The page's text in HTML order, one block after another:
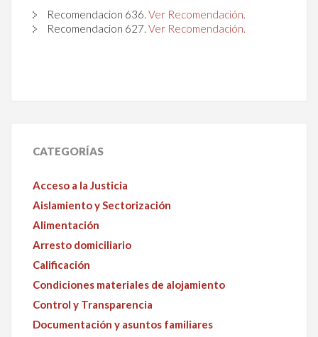
Recomendacion 636. Ver Recomendación.
Recomendacion 627. Ver Recomendación.
CATEGORÍAS
Acceso a la Justicia
Aislamiento y Sectorización
Alimentación
Arresto domiciliario
Calificación
Condiciones materiales de alojamiento
Control y Transparencia
Documentación y asuntos familiares